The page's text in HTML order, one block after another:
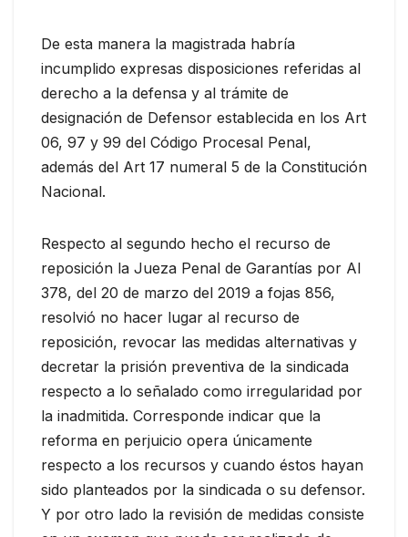
De esta manera la magistrada habría
incumplido expresas disposiciones referidas al
derecho a la defensa y al trámite de
designación de Defensor establecida en los Art
06, 97 y 99 del Código Procesal Penal,
además del Art 17 numeral 5 de la Constitución
Nacional.
Respecto al segundo hecho el recurso de
reposición la Jueza Penal de Garantías por AI
378, del 20 de marzo del 2019 a fojas 856,
resolvió no hacer lugar al recurso de
reposición, revocar las medidas alternativas y
decretar la prisión preventiva de la sindicada
respecto a lo señalado como irregularidad por
la inadmitida. Corresponde indicar que la
reforma en perjuicio opera únicamente
respecto a los recursos y cuando éstos hayan
sido planteados por la sindicada o su defensor.
Y por otro lado la revisión de medidas consiste